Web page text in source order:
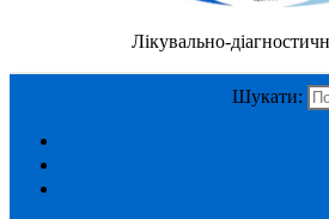
Лікувально-
Шукати: